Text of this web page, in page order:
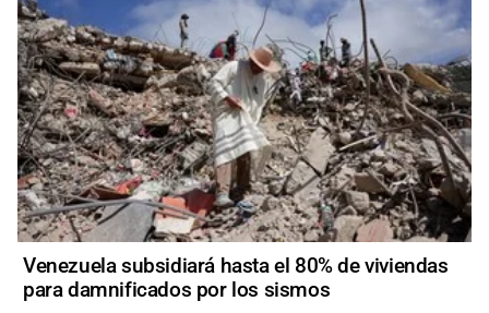
Venezuela subsidiará hasta el 80% de viviendas
para damnificados por los sismos